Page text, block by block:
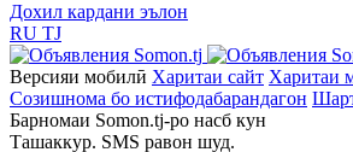
Дохил кардани эълон
RU TJ
Версияи мобилӣ Харитаи сайт Харитаи
Созишнома бо истифодабарандагон
Барномаи Somon.tj-ро насб кун
Ташаккур. SMS равон шуд.